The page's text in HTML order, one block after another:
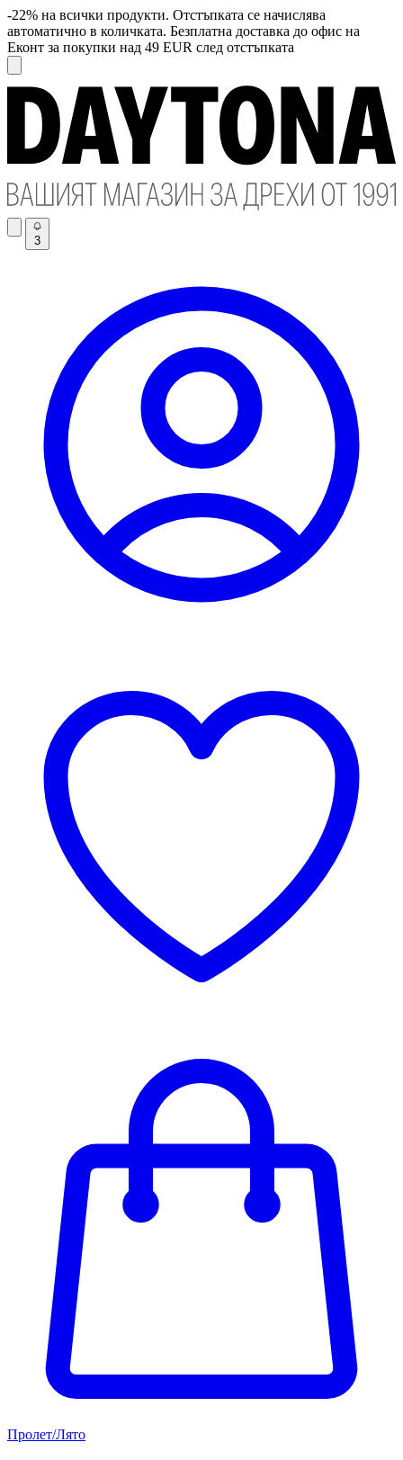
-22% на всички продукти. Отстъпката се начислява
автоматично в количката. Безплатна доставка до офис на
Еконт за покупки над 49 EUR след отстъпката
3
Пролет/Лято